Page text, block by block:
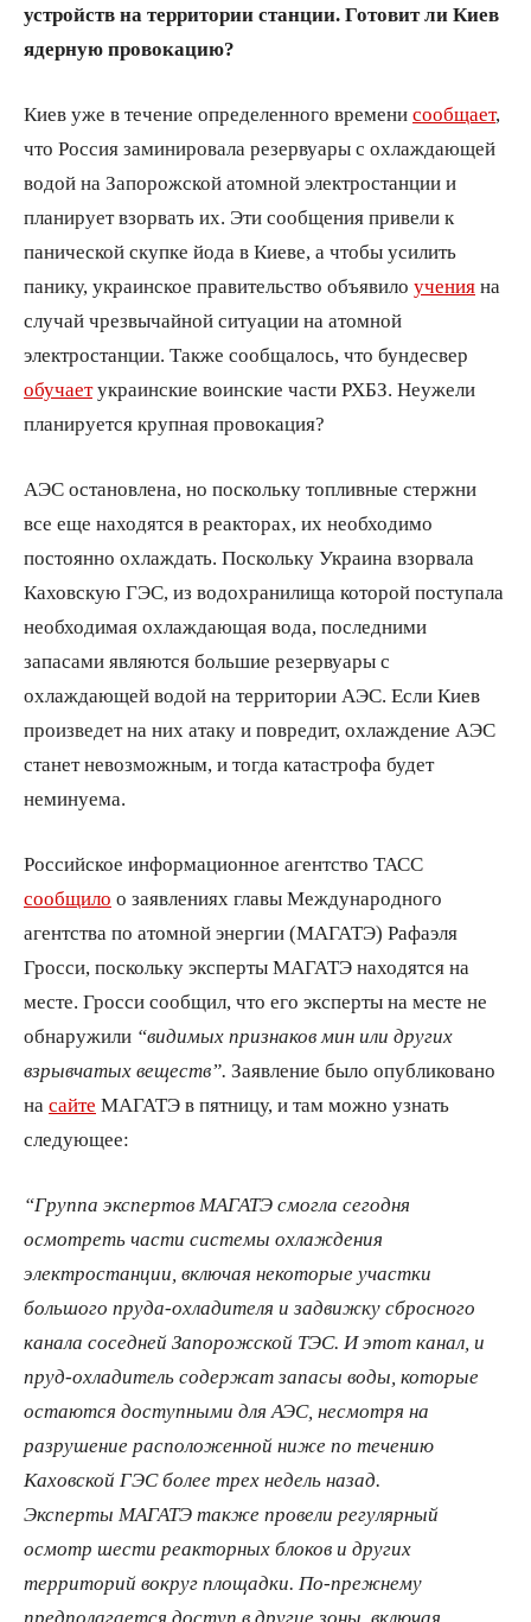
устройств на территории станции. Готовит ли Киев
ядерную провокацию?
Киев уже в течение определенного времени сообщает,
что Россия заминировала резервуары с охлаждающей
водой на Запорожской атомной электростанции и
планирует взорвать их. Эти сообщения привели к
панической скупке йода в Киеве, а чтобы усилить
панику, украинское правительство объявило учения на
случай чрезвычайной ситуации на атомной
электростанции. Также сообщалось, что бундесвер
обучаетукраинские воинские части РХБЗ. Неужели
планируется крупная провокация?
АЭС остановлена, но поскольку топливные стержни
все еще находятся в реакторах, их необходимо
постоянно охлаждать. Поскольку Украина взорвала
Каховскую ГЭС, из водохранилища которой поступала
необходимая охлаждающая вода, последними
запасами являются большие резервуары с
охлаждающей водой на территории АЭС. Если Киев
произведет на них атаку и повредит, охлаждение АЭС
станет невозможным, и тогда катастрофа будет
неминуема.
Российское информационное агентство ТАСС
сообщило о заявлениях главы Международного
агентства по атомной энергии (МАГАТЭ) Рафаэля
Гросси, поскольку эксперты МАГАТЭ находятся на
месте. Гросси сообщил, что его эксперты на месте не
обнаружили “видимых признаков мин или других
взрывчатых веществ”. Заявление было опубликовано
на сайте МАГАТЭ в пятницу, и там можно узнать
следующее:
“Группа экспертов МАГАТЭ смогла сегодня
осмотреть части системы охлаждения
электростанции, включая некоторые участки
большого пруда-охладителя и задвижку сбросного
канала соседней Запорожской ТЭС. И этот канал, и
пруд-охладитель содержат запасы воды, которые
остаются доступными для АЭС, несмотря на
разрушение расположенной ниже по течению
Каховской ГЭС более трех недель назад.
Эксперты МАГАТЭ также провели регулярный
осмотр шести реакторных блоков и других
территорий вокруг площадки. По-прежнему
предполагается доступ в другие зоны, включая